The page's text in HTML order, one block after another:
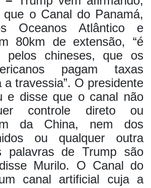
o Canal do Panamá,
Oceanos Atlântico e
80km de extensão, “é
pelos chineses, que os
pagam taxas
a travessia”. O presidente
e disse que o canal não
controle direto ou
da China, nem dos
ou qualquer outra
palavras de Trump são
Murilo. O Canal do
canal artificial cuja a